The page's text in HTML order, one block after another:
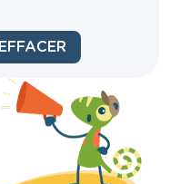
EFFACER